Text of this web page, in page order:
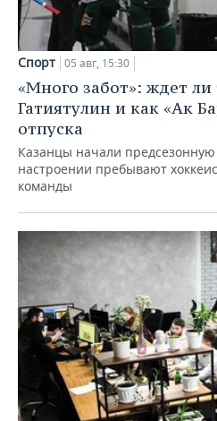
Спорт 05 авг, 15:30
«Много забот»: ждет ли
Гатиятулин и как «Ак
отпуска
Казанцы начали предсезонную
настроении пребывают
команды